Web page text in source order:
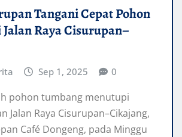
Tangani Cepat Pohon
Raya Cisurupan–
Sep 1, 2025 0
pohon tumbang menutupi
Jalan Raya Cisurupan–Cikajang,
Café Dongeng, pada Minggu